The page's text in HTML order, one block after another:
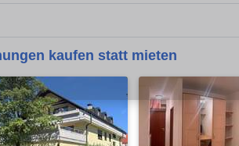
kaufen statt mieten